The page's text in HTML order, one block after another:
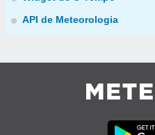
API de Meteorologia